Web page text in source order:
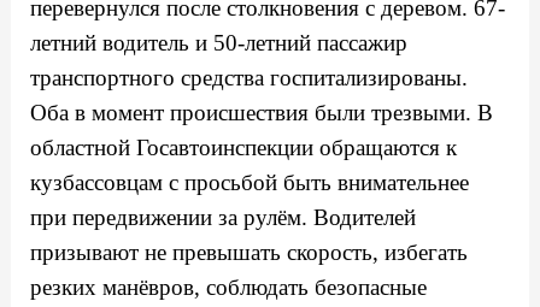
перевернулся после столкновения с деревом. 67-
летний водитель и 50-летний пассажир
транспортного средства госпитализированы.
Оба в момент происшествия были трезвыми. В
областной Госавтоинспекции обращаются к
кузбассовцам с просьбой быть внимательнее
при передвижении за рулём. Водителей
призывают не превышать скорость, избегать
резких манёвров, соблюдать безопасные